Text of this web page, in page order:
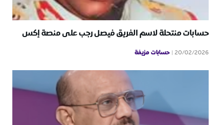
حسابات منتحلة لاسم الفريق فيصل رجب على منصة إكس
20/02/2026 حسابات مزيفة